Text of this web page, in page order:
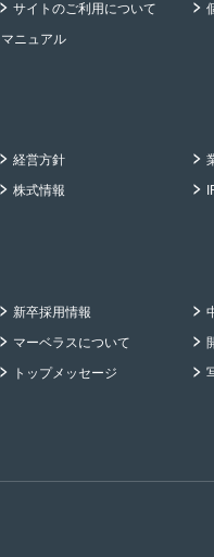
サイトのご利用について
ニュアル
経営方針
株式情報
新卒採用情報
マーベラスについて
トップメッセージ